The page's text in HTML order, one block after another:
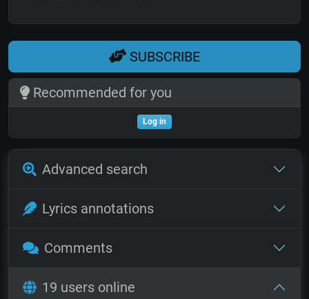
SUBSCRIBE
Recommended for you
Log in
Advanced search
Lyrics annotations
Comments
19 users online